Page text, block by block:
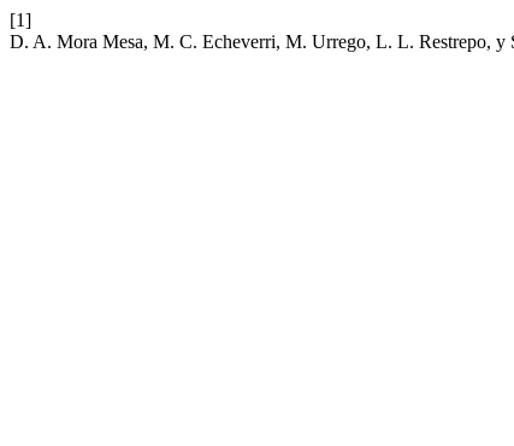
[1]
D. A. Mora Mesa, M. C. Echeverri, M. Urrego, L. L. Restrepo, y